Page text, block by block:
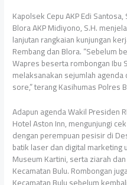
Kapolsek Cepu AKP Edi
Blora AKP Midiyono, S.H.
lanjutan rangkaian kunjungan
Rembang dan Blora. “Sebelum
Wapres beserta rombongan Ibu
melaksanakan sejumlah
sore,” terang Kasihumas Polres
Adapun agenda Wakil Presiden
Hotel Aston Inn, mengunjungi
dengan perempuan pesisir di
batik laser dan digital
Museum Kartini, serta ziarah
Kecamatan Bulu. Rombongan